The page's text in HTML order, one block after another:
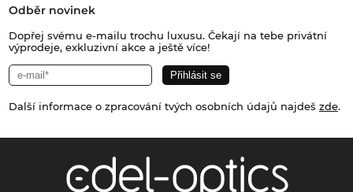
Odběr novinek
Dopřej svému e-mailu trochu luxusu. Čekají na tebe privátní
výprodeje, exkluzivní akce a ještě více!
Další informace o zpracování tvých osobních údajů najdeš zde.